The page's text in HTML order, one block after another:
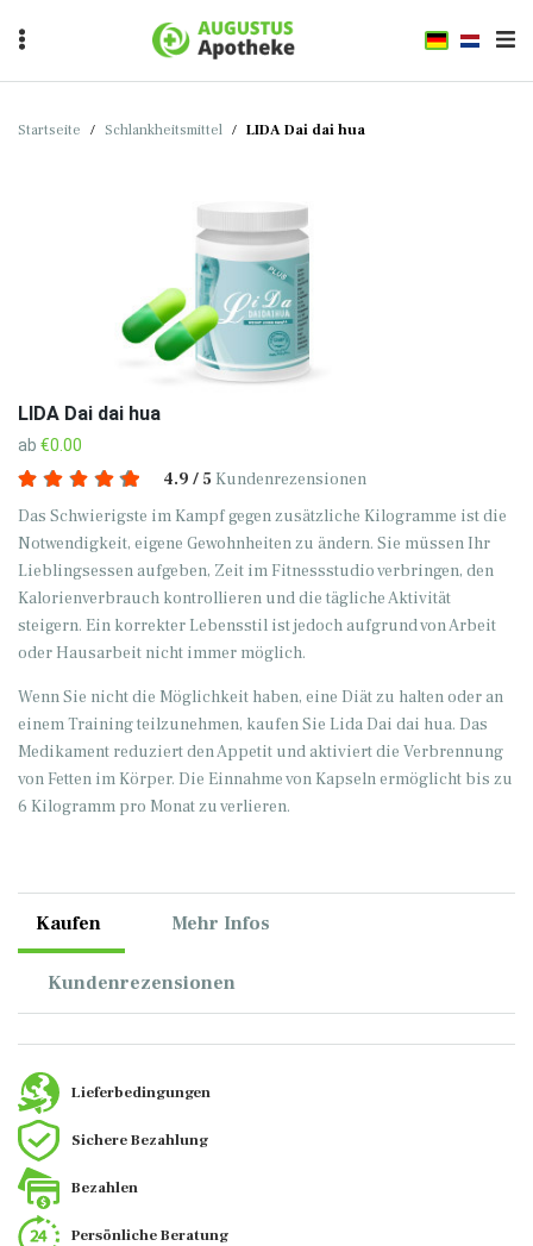
Startseite / Schlankheitsmittel / LIDA Dai dai hua
LIDA Dai dai hua
ab €0.00
4.9 / 5 Kundenrezensionen
Das Schwierigste im Kampf gegen zusätzliche Kilogramme ist die
Notwendigkeit, eigene Gewohnheiten zu ändern. Sie müssen Ihr
Lieblingsessen aufgeben, Zeit im Fitnessstudio verbringen, den
Kalorienverbrauch kontrollieren und die tägliche Aktivität
steigern. Ein korrekter Lebensstil ist jedoch aufgrund von Arbeit
oder Hausarbeit nicht immer möglich.
Wenn Sie nicht die Möglichkeit haben, eine Diät zu halten oder an
einem Training teilzunehmen, kaufen Sie Lida Dai dai hua. Das
Medikament reduziert den Appetit und aktiviert die Verbrennung
von Fetten im Körper. Die Einnahme von Kapseln ermöglicht bis zu
6 Kilogramm pro Monat zu verlieren.
Kaufen Mehr Infos
Kundenrezensionen
Lieferbedingungen
Sichere Bezahlung
Bezahlen
Persönliche Beratung